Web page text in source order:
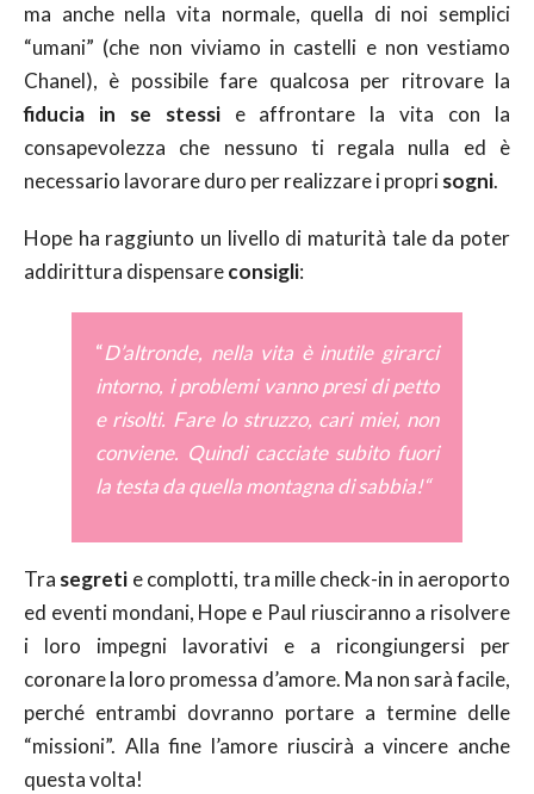
ma anche nella vita normale, quella di noi semplici
“umani” (che non viviamo in castelli e non vestiamo
Chanel), è possibile fare qualcosa per ritrovare la
fiducia in se stessie affrontare la vita con la
consapevolezza che nessuno ti regala nulla ed è
necessario lavorare duro per realizzare i proprisogni.
Hope ha raggiunto un livello di maturità tale da poter
addirittura dispensareconsigli:
“D’altronde, nella vita è inutile girarci
intorno, i problemi vanno presi di petto
e risolti. Fare lo struzzo, cari miei, non
conviene. Quindi cacciate subito fuori
la testa da quella montagna di sabbia!“
Tra segreti e complotti, tra mille check-in in aeroporto
ed eventi mondani, Hope e Paul riusciranno a risolvere
i loro impegni lavorativi e a ricongiungersi per
coronare la loro promessa d’amore. Ma non sarà facile,
perché entrambi dovranno portare a termine delle
“missioni”. Alla fine l’amore riuscirà a vincere anche
questa volta!